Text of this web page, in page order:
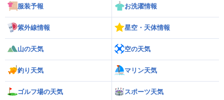
服装予報 お洗濯情報
紫外線情報 星空・天体情報
山の天気 空の天気
釣り天気 マリン天気
ゴルフ場の天気 スポーツ天気